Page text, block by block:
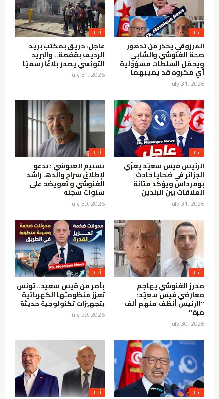
أخبار
المرزوقي يحذر من تدهور
صحة الغنوشي والشابي
ويحمّل السلطات مسؤولية
أي مكروه قد يصيبهما
July 31, 2026
أخبار
عاجل: حريق بمكتب بريد
الرديف بقفصة.. والبريد
التونسي يصدر بلاغًا رسميًا
July 31, 2026
أخبار
الرئيس قيس سعيّد يعزّي
الجزائر في ضحايا حادث
بومرداس ويؤكد متانة
العلاقات بين البلدين
July 31, 2026
أخبار
تسنيم الغنوشي : تدعو
لإطلاق سراح والدها راشد
الغنوشي و تعويضه على
سنوات سجنه
July 30, 2026
أخبار
محرز الغنوشي يهاجم
معارضي قيس سعيّد:
"الرئيس أنظف منهم ألف
مرة"
July 30, 2026
أخبار
بأمر من قيس سعيد.. تونس
تعزز منظومتها الكهربائية
بتجهيزات تكنولوجية حديثة
July 29, 2026
أخبار أخبار